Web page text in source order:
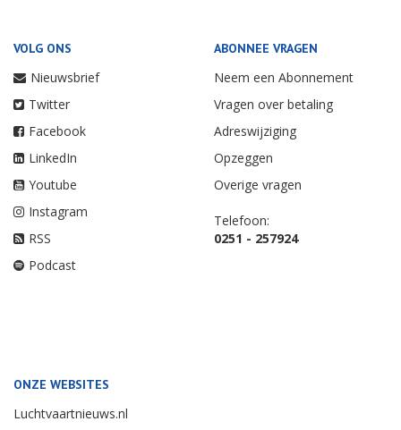
VOLG ONS
Nieuwsbrief
Twitter
Facebook
LinkedIn
Youtube
Instagram
RSS
Podcast
ABONNEE VRAGEN
Neem een Abonnement
Vragen over betaling
Adreswijziging
Opzeggen
Overige vragen
Telefoon:
0251 - 257924
ONZE WEBSITES
Luchtvaartnieuws.nl